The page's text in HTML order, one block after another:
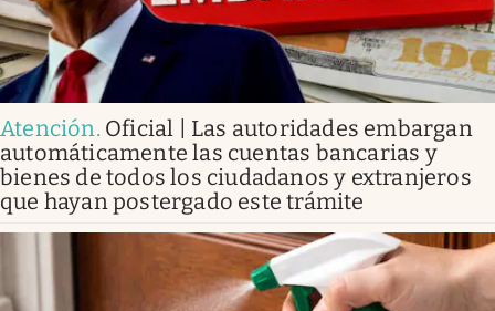
Atención. Oficial | Las autoridades embargan
automáticamente las cuentas bancarias y
bienes de todos los ciudadanos y extranjeros
que hayan postergado este trámite